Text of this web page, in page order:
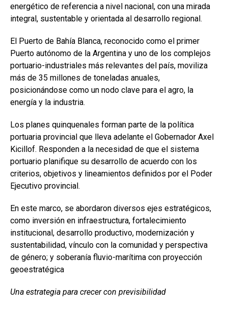
energético de referencia a nivel nacional, con una mirada
integral, sustentable y orientada al desarrollo regional.
El Puerto de Bahía Blanca, reconocido como el primer
Puerto autónomo de la Argentina y uno de los complejos
portuario-industriales más relevantes del país, moviliza
más de 35 millones de toneladas anuales,
posicionándose como un nodo clave para el agro, la
energía y la industria.
Los planes quinquenales forman parte de la política
portuaria provincial que lleva adelante el Gobernador Axel
Kicillof. Responden a la necesidad de que el sistema
portuario planifique su desarrollo de acuerdo con los
criterios, objetivos y lineamientos definidos por el Poder
Ejecutivo provincial.
En este marco, se abordaron diversos ejes estratégicos,
como inversión en infraestructura, fortalecimiento
institucional, desarrollo productivo, modernización y
sustentabilidad, vínculo con la comunidad y perspectiva
de género; y soberanía fluvio-marítima con proyección
geoestratégica
Una estrategia para crecer con previsibilidad